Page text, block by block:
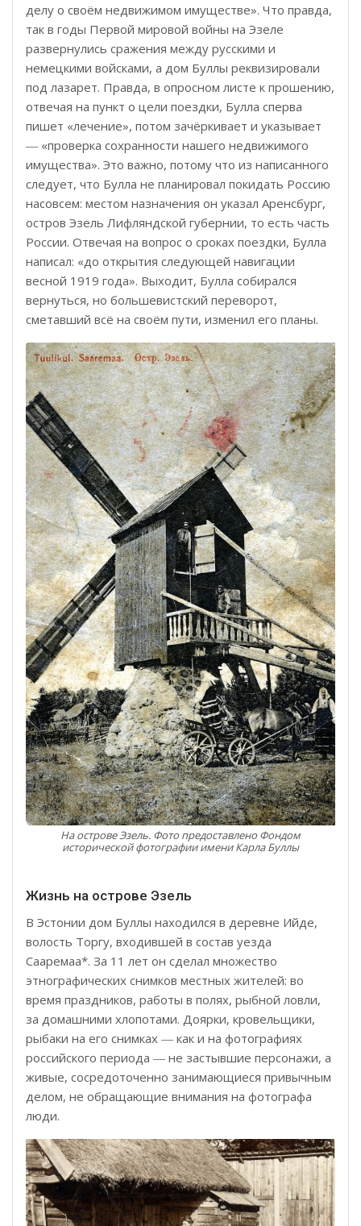
делу о своём недвижимом имуществе». Что правда,
так в годы Первой мировой войны на Эзеле
развернулись сражения между русскими и
немецкими войсками, а дом Буллы реквизировали
под лазарет. Правда, в опросном листе к прошению,
отвечая на пункт о цели поездки, Булла сперва
пишет «лечение», потом зачёркивает и указывает
― «проверка сохранности нашего недвижимого
имущества». Это важно, потому что из написанного
следует, что Булла не планировал покидать Россию
насовсем: местом назначения он указал Аренсбург,
остров Эзель Лифляндской губернии, то есть часть
России. Отвечая на вопрос о сроках поездки, Булла
написал: «до открытия следующей навигации
весной 1919 года». Выходит, Булла собирался
вернуться, но большевистский переворот,
сметавший всё на своём пути, изменил его планы.
На острове Эзель. Фото предоставлено Фондом
исторической фотографии имени Карла Буллы
Жизнь на острове Эзель
В Эстонии дом Буллы находился в деревне Ийде,
волость Торгу, входившей в состав уезда
Сааремаа*. За 11 лет он сделал множество
этнографических снимков местных жителей: во
время праздников, работы в полях, рыбной ловли,
за домашними хлопотами. Доярки, кровельщики,
рыбаки на его снимках ― как и на фотографиях
российского периода ― не застывшие персонажи, а
живые, сосредоточенно занимающиеся привычным
делом, не обращающие внимания на фотографа
люди.